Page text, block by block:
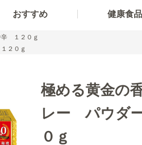
おすすめ 健康食品
１２０ｇ
２０ｇ
極める黄金の
レー パウダ
０ｇ